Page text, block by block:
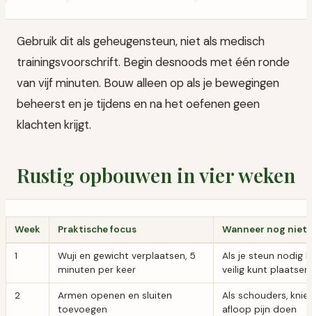
Gebruik dit als geheugensteun, niet als medisch
trainingsvoorschrift. Begin desnoods met één ronde
van vijf minuten. Bouw alleen op als je bewegingen
beheerst en je tijdens en na het oefenen geen
klachten krijgt.
Rustig opbouwen in vier weken
Week Praktische focus Wanneer nog niet
1
Wuji en gewicht verplaatsen, 5
minuten per keer
Als je steun nodig
veilig kunt plaatsen
2
Armen openen en sluiten
toevoegen
Als schouders,
afloop pijn doen